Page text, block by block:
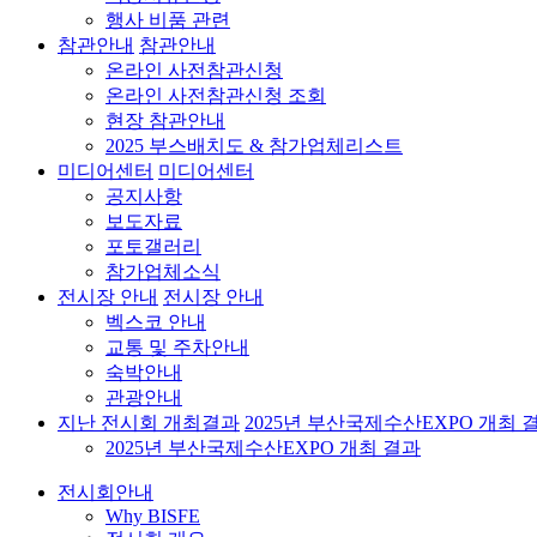
행사 비품 관련
참관안내 참관안내
온라인 사전참관신청
온라인 사전참관신청 조회
현장 참관안내
2025 부스배치도 & 참가업체리스트
미디어센터 미디어센터
공지사항
보도자료
포토갤러리
참가업체소식
전시장 안내 전시장 안내
벡스코 안내
교통 및 주차안내
숙박안내
관광안내
지난 전시회 개최결과 2025년 부산국제수산EXPO 개최
2025년 부산국제수산EXPO 개최 결과
전시회안내
Why BISFE